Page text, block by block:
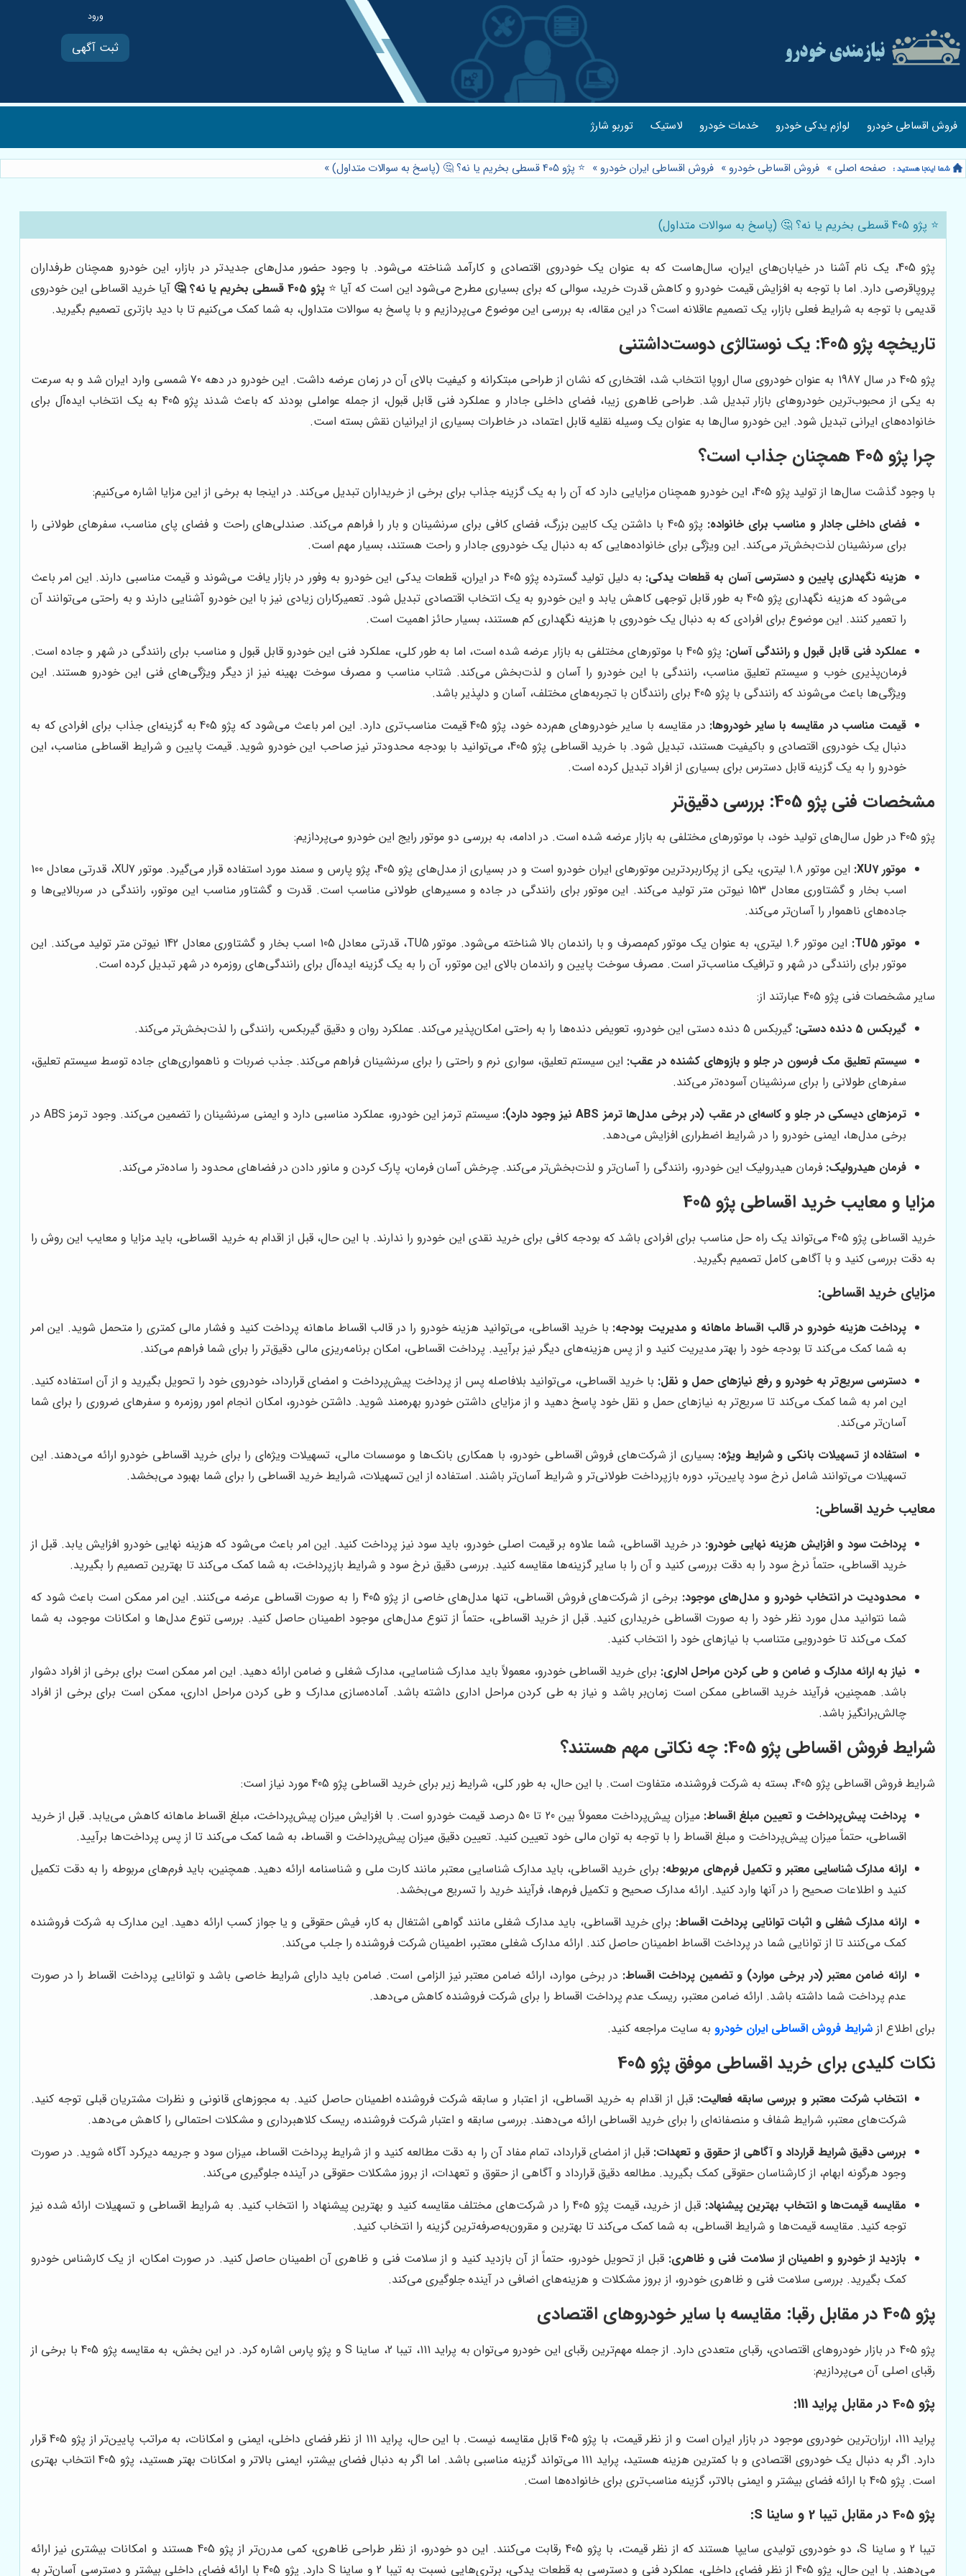
ثبت آگهی
فروش اقساطی خودرو لوازم یدکی خودرو خدمات خودرو لاستیک توربو شارژ
صفحه اصلی » فروش اقساطی خودرو » فروش اقساطی ایران خودرو » ⭐️ پژو 405 قسطی بخریم یا نه؟ 🤔 (پاسخ به سوالات متداول) »
⭐️ پژو 405 قسطی بخریم یا نه؟ 🤔 (پاسخ به سوالات متداول)
پژو 405، یک نام آشنا در خیابان‌های ایران، سال‌هاست که به عنوان یک خودروی اقتصادی و کارآمد شناخته می‌شود. با وجود حضور مدل‌های جدیدتر در بازار، این خودرو همچنان طرفداران
پروپاقرصی دارد. اما با توجه به افزایش قیمت خودرو و کاهش قدرت خرید، سوالی که برای بسیاری مطرح می‌شود این است که آیا ⭐️ پژو 405 قسطی بخریم یا نه؟ 🤔
آیا خرید اقساطی این خودروی
قدیمی با توجه به شرایط فعلی بازار، یک تصمیم عاقلانه است؟ در این مقاله، به بررسی این موضوع می‌پردازیم و با پاسخ به سوالات متداول، به شما کمک می‌کنیم تا با دید بازتری تصمیم بگیرید.
تاریخچه پژو 405: یک نوستالژی دوست‌داشتنی
پژو 405 در سال 1987 به عنوان خودروی سال اروپا انتخاب شد، افتخاری که نشان از طراحی مبتکرانه و کیفیت بالای آن در زمان عرضه داشت. این خودرو در دهه 70 شمسی وارد ایران شد و به سرعت
به یکی از محبوب‌ترین خودروهای بازار تبدیل شد. طراحی ظاهری زیبا، فضای داخلی جادار و عملکرد فنی قابل قبول، از جمله عواملی بودند که باعث شدند پژو 405 به یک انتخاب ایده‌آل برای
خانواده‌های ایرانی تبدیل شود. این خودرو سال‌ها به عنوان یک وسیله نقلیه قابل اعتماد، در خاطرات بسیاری از ایرانیان نقش بسته است.
چرا پژو 405 همچنان جذاب است؟
با وجود گذشت سال‌ها از تولید پژو 405، این خودرو همچنان مزایایی دارد که آن را به یک گزینه جذاب برای برخی از خریداران تبدیل می‌کند. در اینجا به برخی از این مزایا اشاره می‌کنیم:
فضای داخلی جادار و مناسب برای خانواده:
پژو 405 با داشتن یک کابین بزرگ، فضای کافی برای سرنشینان و بار را فراهم می‌کند. صندلی‌های راحت و فضای پای مناسب، سفرهای طولانی را
برای سرنشینان لذت‌بخش‌تر می‌کند. این ویژگی برای خانواده‌هایی که به دنبال یک خودروی جادار و راحت هستند، بسیار مهم است.
هزینه نگهداری پایین و دسترسی آسان به قطعات یدکی:
به دلیل تولید گسترده پژو 405 در ایران، قطعات یدکی این خودرو به وفور در بازار یافت می‌شوند و قیمت مناسبی دارند. این امر باعث
می‌شود که هزینه نگهداری پژو 405 به طور قابل توجهی کاهش یابد و این خودرو به یک انتخاب اقتصادی تبدیل شود. تعمیرکاران زیادی نیز با این خودرو آشنایی دارند و به راحتی می‌توانند آن
را تعمیر کنند. این موضوع برای افرادی که به دنبال یک خودروی با هزینه نگهداری کم هستند، بسیار حائز اهمیت است.
عملکرد فنی قابل قبول و رانندگی آسان:
پژو 405 با موتورهای مختلفی به بازار عرضه شده است، اما به طور کلی، عملکرد فنی این خودرو قابل قبول و مناسب برای رانندگی در شهر و جاده است.
فرمان‌پذیری خوب و سیستم تعلیق مناسب، رانندگی با این خودرو را آسان و لذت‌بخش می‌کند. شتاب مناسب و مصرف سوخت بهینه نیز از دیگر ویژگی‌های فنی این خودرو هستند. این
ویژگی‌ها باعث می‌شوند که رانندگی با پژو 405 برای رانندگان با تجربه‌های مختلف، آسان و دلپذیر باشد.
قیمت مناسب در مقایسه با سایر خودروها:
در مقایسه با سایر خودروهای هم‌رده خود، پژو 405 قیمت مناسب‌تری دارد. این امر باعث می‌شود که پژو 405 به گزینه‌ای جذاب برای افرادی که به
دنبال یک خودروی اقتصادی و باکیفیت هستند، تبدیل شود. با خرید اقساطی پژو 405، می‌توانید با بودجه محدودتر نیز صاحب این خودرو شوید. قیمت پایین و شرایط اقساطی مناسب، این
خودرو را به یک گزینه قابل دسترس برای بسیاری از افراد تبدیل کرده است.
مشخصات فنی پژو 405: بررسی دقیق‌تر
پژو 405 در طول سال‌های تولید خود، با موتورهای مختلفی به بازار عرضه شده است. در ادامه، به بررسی دو موتور رایج این خودرو می‌پردازیم:
موتور XU7:
این موتور 1.8 لیتری، یکی از پرکاربردترین موتورهای ایران خودرو است و در بسیاری از مدل‌های پژو 405، پژو پارس و سمند مورد استفاده قرار می‌گیرد. موتور XU7، قدرتی معادل 100
اسب بخار و گشتاوری معادل 153 نیوتن متر تولید می‌کند. این موتور برای رانندگی در جاده و مسیرهای طولانی مناسب است. قدرت و گشتاور مناسب این موتور، رانندگی در سربالایی‌ها و
جاده‌های ناهموار را آسان‌تر می‌کند.
موتور TU5:
این موتور 1.6 لیتری، به عنوان یک موتور کم‌مصرف و با راندمان بالا شناخته می‌شود. موتور TU5، قدرتی معادل 105 اسب بخار و گشتاوری معادل 142 نیوتن متر تولید می‌کند. این
موتور برای رانندگی در شهر و ترافیک مناسب‌تر است. مصرف سوخت پایین و راندمان بالای این موتور، آن را به یک گزینه ایده‌آل برای رانندگی‌های روزمره در شهر تبدیل کرده است.
سایر مشخصات فنی پژو 405 عبارتند از:
گیربکس 5 دنده دستی:
گیربکس 5 دنده دستی این خودرو، تعویض دنده‌ها را به راحتی امکان‌پذیر می‌کند. عملکرد روان و دقیق گیربکس، رانندگی را لذت‌بخش‌تر می‌کند.
سیستم تعلیق مک فرسون در جلو و بازوهای کشنده در عقب: این سیستم تعلیق، سواری نرم و راحتی را برای سرنشینان فراهم می‌کند. جذب ضربات و ناهمواری‌های جاده توسط سیستم تعلیق،
سفرهای طولانی را برای سرنشینان آسوده‌تر می‌کند.
ترمزهای دیسکی در جلو و کاسه‌ای در عقب (در برخی مدل‌ها ترمز ABS نیز وجود دارد):
سیستم ترمز این خودرو، عملکرد مناسبی دارد و ایمنی سرنشینان را تضمین می‌کند. وجود ترمز ABS در
برخی مدل‌ها، ایمنی خودرو را در شرایط اضطراری افزایش می‌دهد.
فرمان هیدرولیک: فرمان هیدرولیک این خودرو، رانندگی را آسان‌تر و لذت‌بخش‌تر می‌کند. چرخش آسان فرمان، پارک کردن و مانور دادن در فضاهای محدود را ساده‌تر می‌کند.
مزایا و معایب خرید اقساطی پژو 405
خرید اقساطی پژو 405 می‌تواند یک راه حل مناسب برای افرادی باشد که بودجه کافی برای خرید نقدی این خودرو را ندارند. با این حال، قبل از اقدام به خرید اقساطی، باید مزایا و معایب این روش را
به دقت بررسی کنید و با آگاهی کامل تصمیم بگیرید.
مزایای خرید اقساطی:
پرداخت هزینه خودرو در قالب اقساط ماهانه و مدیریت بودجه: با خرید اقساطی، می‌توانید هزینه خودرو را در قالب اقساط ماهانه پرداخت کنید و فشار مالی کمتری را متحمل شوید. این امر
به شما کمک می‌کند تا بودجه خود را بهتر مدیریت کنید و از پس هزینه‌های دیگر نیز برآیید. پرداخت اقساطی، امکان برنامه‌ریزی مالی دقیق‌تر را برای شما فراهم می‌کند.
دسترسی سریع‌تر به خودرو و رفع نیازهای حمل و نقل: با خرید اقساطی، می‌توانید بلافاصله پس از پرداخت پیش‌پرداخت و امضای قرارداد، خودروی خود را تحویل بگیرید و از آن استفاده کنید.
این امر به شما کمک می‌کند تا سریع‌تر به نیازهای حمل و نقل خود پاسخ دهید و از مزایای داشتن خودرو بهره‌مند شوید. داشتن خودرو، امکان انجام امور روزمره و سفرهای ضروری را برای شما
آسان‌تر می‌کند.
استفاده از تسهیلات بانکی و شرایط ویژه: بسیاری از شرکت‌های فروش اقساطی خودرو، با همکاری بانک‌ها و موسسات مالی، تسهیلات ویژه‌ای را برای خرید اقساطی خودرو ارائه می‌دهند. این
تسهیلات می‌توانند شامل نرخ سود پایین‌تر، دوره بازپرداخت طولانی‌تر و شرایط آسان‌تر باشند. استفاده از این تسهیلات، شرایط خرید اقساطی را برای شما بهبود می‌بخشد.
معایب خرید اقساطی:
پرداخت سود و افزایش هزینه نهایی خودرو: در خرید اقساطی، شما علاوه بر قیمت اصلی خودرو، باید سود نیز پرداخت کنید. این امر باعث می‌شود که هزینه نهایی خودرو افزایش یابد. قبل از
خرید اقساطی، حتماً نرخ سود را به دقت بررسی کنید و آن را با سایر گزینه‌ها مقایسه کنید. بررسی دقیق نرخ سود و شرایط بازپرداخت، به شما کمک می‌کند تا بهترین تصمیم را بگیرید.
محدودیت در انتخاب خودرو و مدل‌های موجود:
برخی از شرکت‌های فروش اقساطی، تنها مدل‌های خاصی از پژو 405 را به صورت اقساطی عرضه می‌کنند. این امر ممکن است باعث شود که
شما نتوانید مدل مورد نظر خود را به صورت اقساطی خریداری کنید. قبل از خرید اقساطی، حتماً از تنوع مدل‌های موجود اطمینان حاصل کنید. بررسی تنوع مدل‌ها و امکانات موجود، به شما
کمک می‌کند تا خودرویی متناسب با نیازهای خود را انتخاب کنید.
نیاز به ارائه مدارک و ضامن و طی کردن مراحل اداری: برای خرید اقساطی خودرو، معمولاً باید مدارک شناسایی، مدارک شغلی و ضامن ارائه دهید. این امر ممکن است برای برخی از افراد دشوار
باشد. همچنین، فرآیند خرید اقساطی ممکن است زمان‌بر باشد و نیاز به طی کردن مراحل اداری داشته باشد. آماده‌سازی مدارک و طی کردن مراحل اداری، ممکن است برای برخی از افراد
چالش‌برانگیز باشد.
شرایط فروش اقساطی پژو 405: چه نکاتی مهم هستند؟
شرایط فروش اقساطی پژو 405، بسته به شرکت فروشنده، متفاوت است. با این حال، به طور کلی، شرایط زیر برای خرید اقساطی پژو 405 مورد نیاز است:
پرداخت پیش‌پرداخت و تعیین مبلغ اقساط:
میزان پیش‌پرداخت معمولاً بین 20 تا 50 درصد قیمت خودرو است. با افزایش میزان پیش‌پرداخت، مبلغ اقساط ماهانه کاهش می‌یابد. قبل از خرید
اقساطی، حتماً میزان پیش‌پرداخت و مبلغ اقساط را با توجه به توان مالی خود تعیین کنید. تعیین دقیق میزان پیش‌پرداخت و اقساط، به شما کمک می‌کند تا از پس پرداخت‌ها برآیید.
ارائه مدارک شناسایی معتبر و تکمیل فرم‌های مربوطه: برای خرید اقساطی، باید مدارک شناسایی معتبر مانند کارت ملی و شناسنامه ارائه دهید. همچنین، باید فرم‌های مربوطه را به دقت تکمیل
کنید و اطلاعات صحیح را در آنها وارد کنید. ارائه مدارک صحیح و تکمیل فرم‌ها، فرآیند خرید را تسریع می‌بخشد.
ارائه مدارک شغلی و اثبات توانایی پرداخت اقساط: برای خرید اقساطی، باید مدارک شغلی مانند گواهی اشتغال به کار، فیش حقوقی و یا جواز کسب ارائه دهید. این مدارک به شرکت فروشنده
کمک می‌کنند تا از توانایی شما در پرداخت اقساط اطمینان حاصل کند. ارائه مدارک شغلی معتبر، اطمینان شرکت فروشنده را جلب می‌کند.
ارائه ضامن معتبر (در برخی موارد) و تضمین پرداخت اقساط: در برخی موارد، ارائه ضامن معتبر نیز الزامی است. ضامن باید دارای شرایط خاصی باشد و توانایی پرداخت اقساط را در صورت
عدم پرداخت شما داشته باشد. ارائه ضامن معتبر، ریسک عدم پرداخت اقساط را برای شرکت فروشنده کاهش می‌دهد.
برای اطلاع از شرایط فروش اقساطی ایران خودرو به سایت مراجعه کنید.
نکات کلیدی برای خرید اقساطی موفق پژو 405
انتخاب شرکت معتبر و بررسی سابقه فعالیت: قبل از اقدام به خرید اقساطی، از اعتبار و سابقه شرکت فروشنده اطمینان حاصل کنید. به مجوزهای قانونی و نظرات مشتریان قبلی توجه کنید.
شرکت‌های معتبر، شرایط شفاف و منصفانه‌ای را برای خرید اقساطی ارائه می‌دهند. بررسی سابقه و اعتبار شرکت فروشنده، ریسک کلاهبرداری و مشکلات احتمالی را کاهش می‌دهد.
بررسی دقیق شرایط قرارداد و آگاهی از حقوق و تعهدات: قبل از امضای قرارداد، تمام مفاد آن را به دقت مطالعه کنید و از شرایط پرداخت اقساط، میزان سود و جریمه دیرکرد آگاه شوید. در صورت
وجود هرگونه ابهام، از کارشناسان حقوقی کمک بگیرید. مطالعه دقیق قرارداد و آگاهی از حقوق و تعهدات، از بروز مشکلات حقوقی در آینده جلوگیری می‌کند.
مقایسه قیمت‌ها و انتخاب بهترین پیشنهاد:
قبل از خرید، قیمت پژو 405 را در شرکت‌های مختلف مقایسه کنید و بهترین پیشنهاد را انتخاب کنید. به شرایط اقساطی و تسهیلات ارائه شده نیز
توجه کنید. مقایسه قیمت‌ها و شرایط اقساطی، به شما کمک می‌کند تا بهترین و مقرون‌به‌صرفه‌ترین گزینه را انتخاب کنید.
بازدید از خودرو و اطمینان از سلامت فنی و ظاهری: قبل از تحویل خودرو، حتماً از آن بازدید کنید و از سلامت فنی و ظاهری آن اطمینان حاصل کنید. در صورت امکان، از یک کارشناس خودرو
کمک بگیرید. بررسی سلامت فنی و ظاهری خودرو، از بروز مشکلات و هزینه‌های اضافی در آینده جلوگیری می‌کند.
پژو 405 در مقابل رقبا: مقایسه با سایر خودروهای اقتصادی
پژو 405 در بازار خودروهای اقتصادی، رقبای متعددی دارد. از جمله مهم‌ترین رقبای این خودرو می‌توان به پراید 111، تیبا 2، ساینا S و پژو پارس اشاره کرد. در این بخش، به مقایسه پژو 405 با برخی از
رقبای اصلی آن می‌پردازیم:
پژو 405 در مقابل پراید 111:
پراید 111، ارزان‌ترین خودروی موجود در بازار ایران است و از نظر قیمت، با پژو 405 قابل مقایسه نیست. با این حال، پراید 111 از نظر فضای داخلی، ایمنی و امکانات، به مراتب پایین‌تر از پژو 405 قرار
دارد. اگر به دنبال یک خودروی اقتصادی و با کمترین هزینه هستید، پراید 111 می‌تواند گزینه مناسبی باشد. اما اگر به دنبال فضای بیشتر، ایمنی بالاتر و امکانات بهتر هستید، پژو 405 انتخاب بهتری
است. پژو 405 با ارائه فضای بیشتر و ایمنی بالاتر، گزینه مناسب‌تری برای خانواده‌ها است.
پژو 405 در مقابل تیبا 2 و ساینا S:
تیبا 2 و ساینا S، دو خودروی تولیدی سایپا هستند که از نظر قیمت، با پژو 405 رقابت می‌کنند. این دو خودرو، از نظر طراحی ظاهری، کمی مدرن‌تر از پژو 405 هستند و امکانات بیشتری نیز ارائه
می‌دهند. با این حال، پژو 405 از نظر فضای داخلی، عملکرد فنی و دسترسی به قطعات یدکی، برتری‌هایی نسبت به تیبا 2 و ساینا S دارد. پژو 405 با ارائه فضای داخلی بیشتر و دسترسی آسان‌تر به